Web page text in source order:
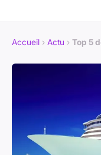
Accueil › Actu › Top 5